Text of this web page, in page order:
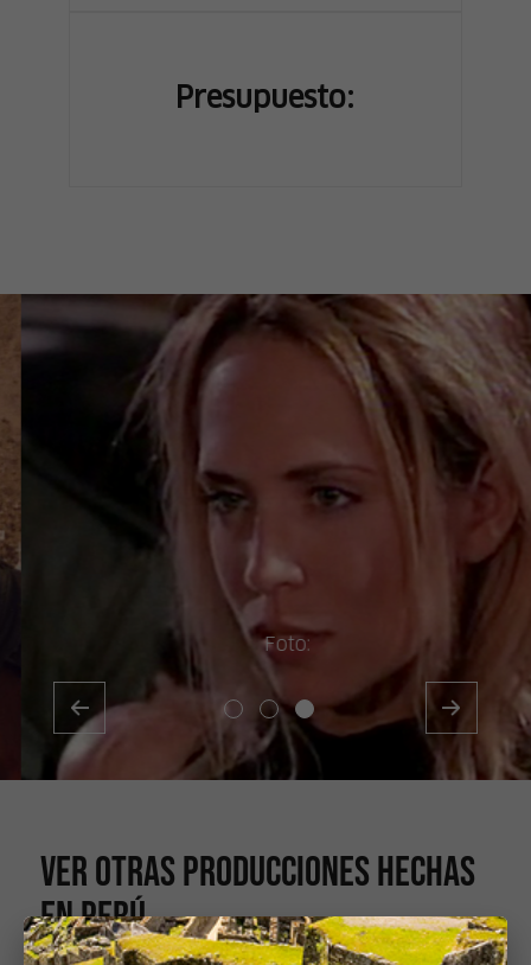
Presupuesto:
Foto:
Ver otras producciones hechas
en Perú